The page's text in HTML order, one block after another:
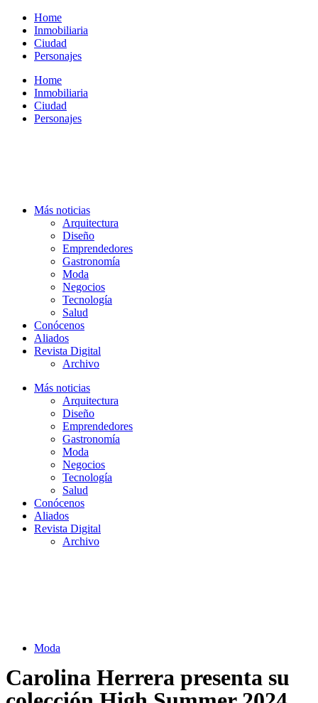
contenido
Home
Inmobiliaria
Ciudad
Personajes
Home
Inmobiliaria
Ciudad
Personajes
Más noticias
Arquitectura
Diseño
Emprendedores
Gastronomía
Moda
Negocios
Tecnología
Salud
Conócenos
Aliados
Revista Digital
Archivo
Más noticias
Arquitectura
Diseño
Emprendedores
Gastronomía
Moda
Negocios
Tecnología
Salud
Conócenos
Aliados
Revista Digital
Archivo
Moda
Carolina Herrera presenta su